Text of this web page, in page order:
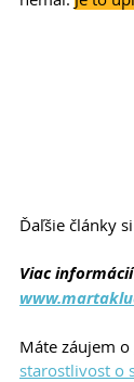
Ďaľšie články
Viac
Máte záujem o
starostlivost o